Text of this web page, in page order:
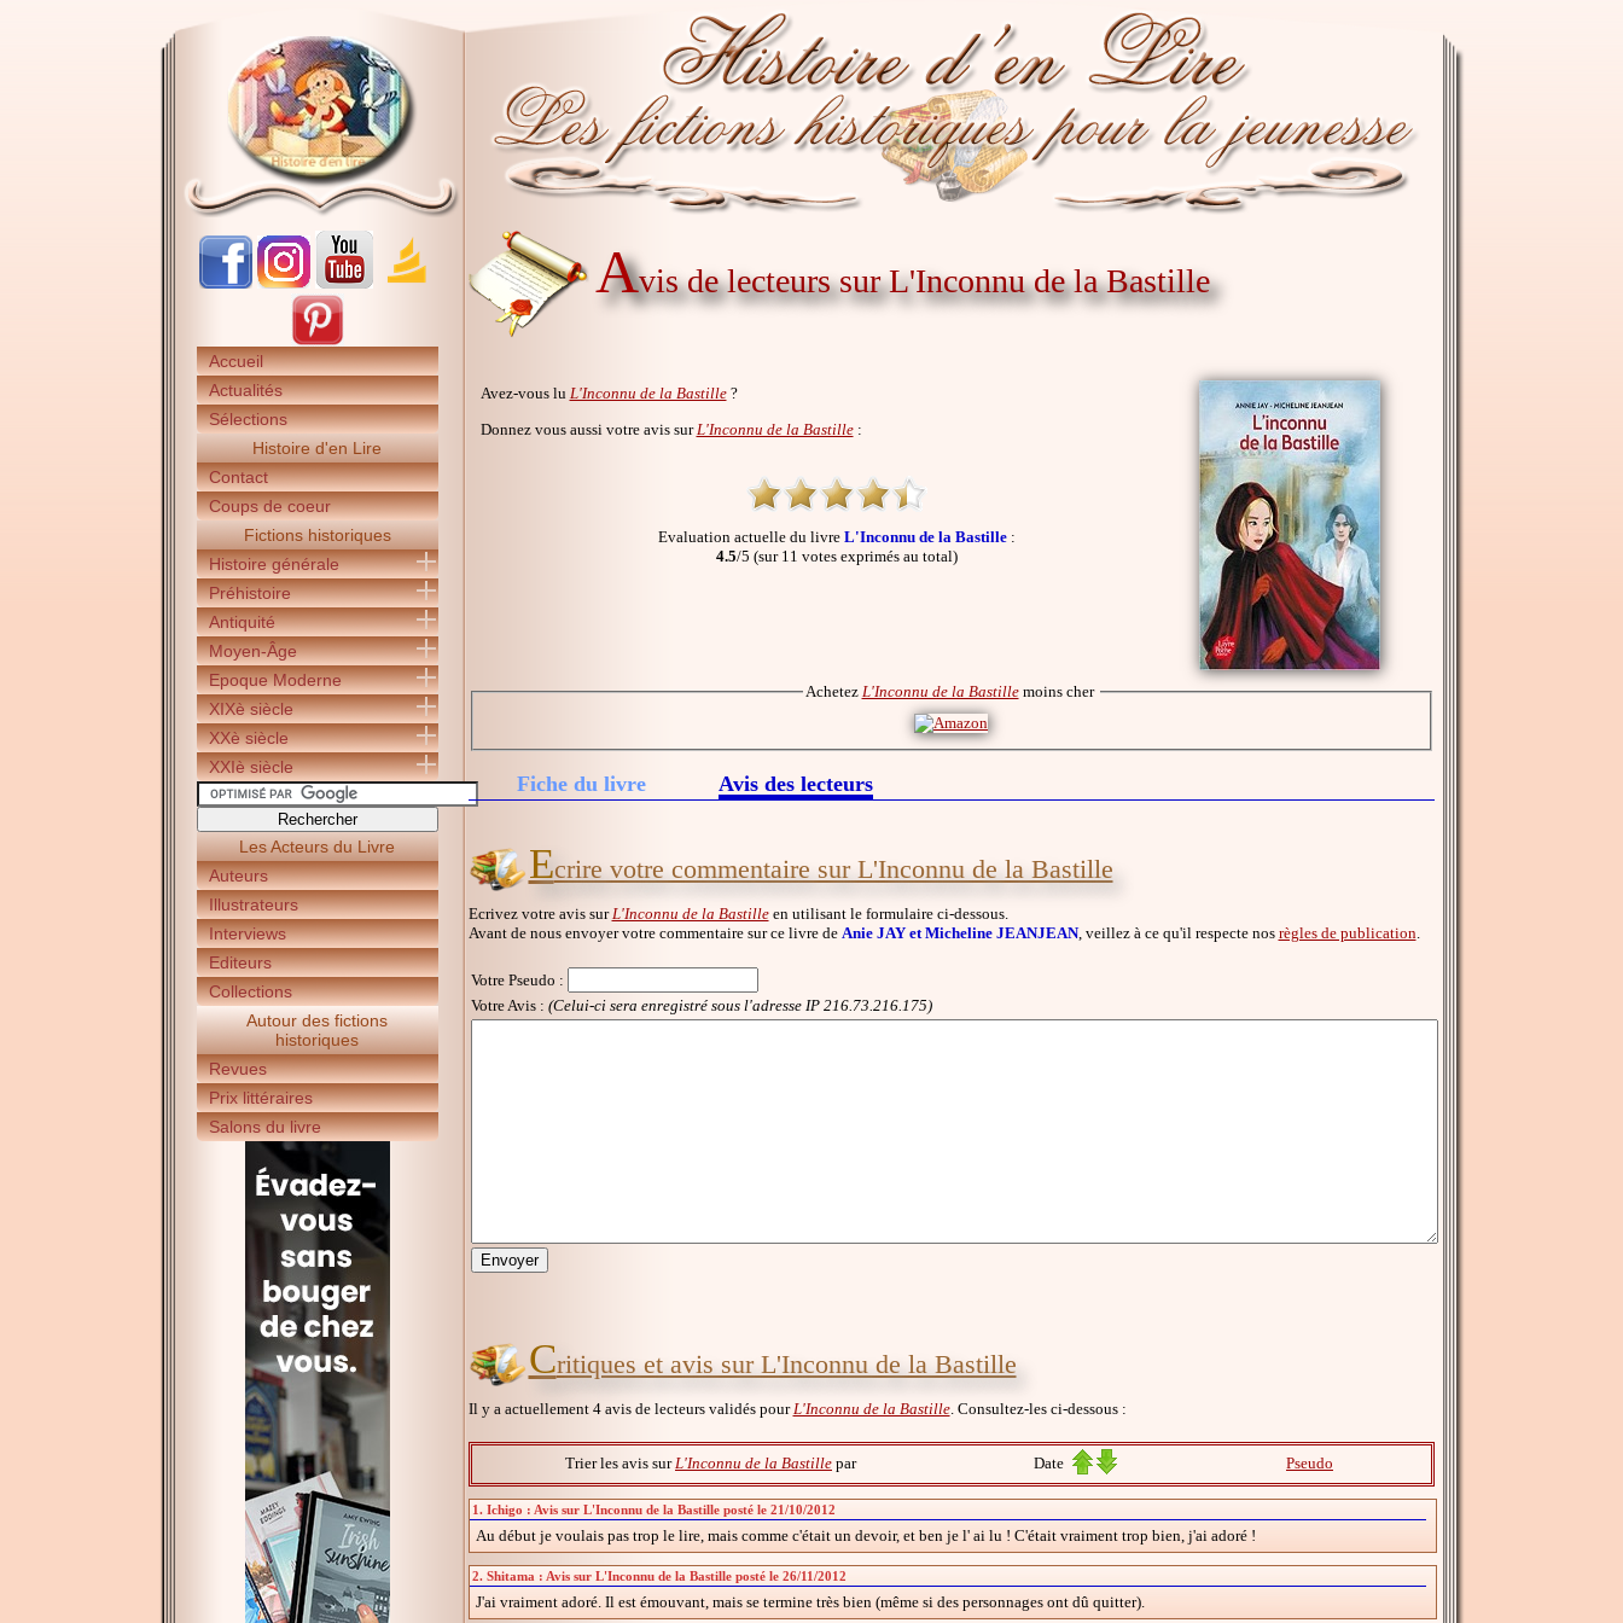
Accueil
Actualités
Sélections
Histoire d'en Lire
Contact
Coups de coeur
Fictions historiques
Histoire générale
Préhistoire
Antiquité
Moyen-Âge
Epoque Moderne
XIXè siècle
XXè siècle
XXIè siècle
Les Acteurs du Livre
Auteurs
Illustrateurs
Interviews
Editeurs
Collections
Autour des fictions
historiques
Revues
Prix littéraires
Salons du livre
Avis de lecteurs sur L'Inconnu de la Bastille
Avez-vous lu L'Inconnu de la Bastille?
Donnez vous aussi votre avis sur L'Inconnu de la Bastille:
Evaluation actuelle du livre L'Inconnu de la Bastille:
4.5/5 (sur 11 votes exprimés au total)
Achetez L'Inconnu de la Bastillemoins cher
Fiche du livre Avis des lecteurs
Ecrire votre commentaire sur L'Inconnu de la Bastille
Ecrivez votre avis sur L'Inconnu de la Bastilleen utilisant le formulaire ci-dessous.
Avant de nous envoyer votre commentaire sur ce livre de Anie JAY et Micheline JEANJEAN, veillez à ce qu'il respecte nos règles de publication
Votre Pseudo :
Votre Avis : (Celui-ci sera enregistré sous l'adresse IP 216.73.216.175)
Critiques et avis sur L'Inconnu de la Bastille
Il y a actuellement 4 avis de lecteurs validés pourL'Inconnu de la Bastille. Consultez-les ci-dessous :
Trier les avis sur L'Inconnu de la Bastille par Date Pseudo
1. Ichigo : Avis sur L'Inconnu de la Bastille posté le 21/10/2012
Au début je voulais pas trop le lire, mais comme c'était un devoir, et ben je l' ai lu ! C'était vraiment trop bien, j'ai adoré !
2. Shitama : Avis sur L'Inconnu de la Bastille posté le 26/11/2012
J'ai vraiment adoré. Il est émouvant, mais se termine très bien (même si des personnages ont dû quitter).